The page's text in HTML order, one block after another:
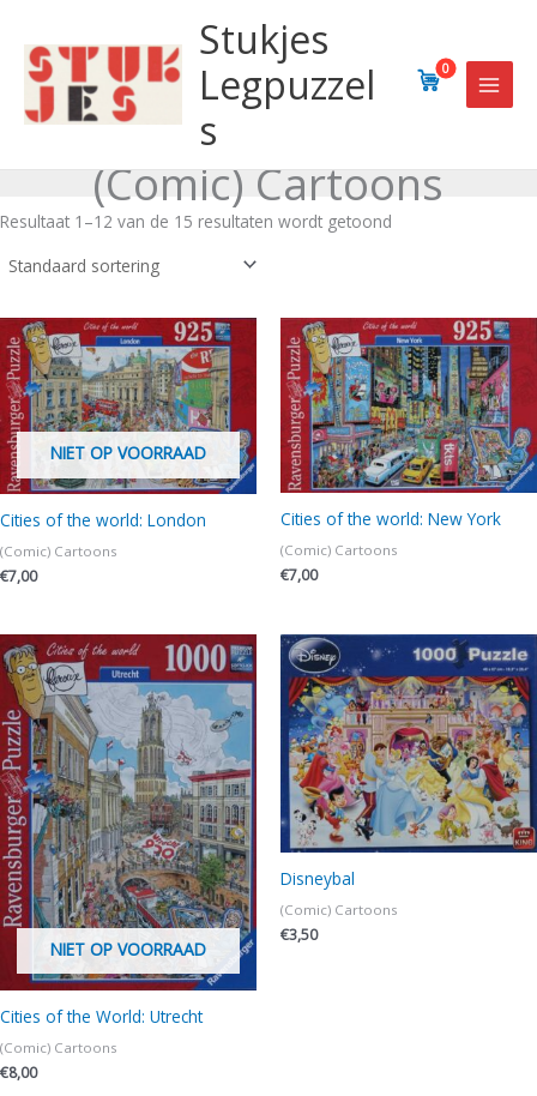
inhoud
Stukjes
Legpuzzel
s
0
(Comic) Cartoons
Resultaat 1–12 van de 15 resultaten wordt getoond
NIET OP VOORRAAD
Cities of the world: London
(Comic) Cartoons
€7,00
Cities of the world: New York
(Comic) Cartoons
€7,00
NIET OP VOORRAAD
Cities of the World: Utrecht
(Comic) Cartoons
€8,00
Disneybal
(Comic) Cartoons
€3,50